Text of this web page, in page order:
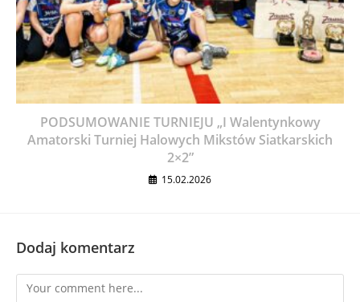
PODSUMOWANIE TURNIEJU „I Walentynkowy
Amatorski Turniej Halowych Mikstów Siatkarskich
2×2”
15.02.2026
Dodaj komentarz